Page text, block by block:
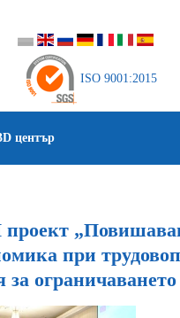
ISO 9001:2015
център
при